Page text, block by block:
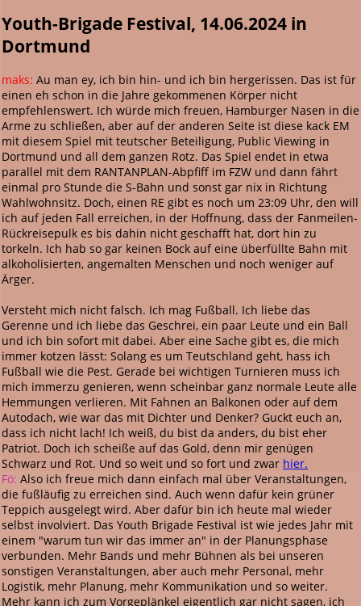
Youth-Brigade Festival, 14.06.2024 in
Dortmund
maks: Au man ey, ich bin hin- und ich bin hergerissen. Das ist für
einen eh schon in die Jahre gekommenen Körper nicht
empfehlenswert. Ich würde mich freuen, Hamburger Nasen in die
Arme zu schließen, aber auf der anderen Seite ist diese kack EM
mit diesem Spiel mit teutscher Beteiligung, Public Viewing in
Dortmund und all dem ganzen Rotz. Das Spiel endet in etwa
parallel mit dem RANTANPLAN-Abpfiff im FZW und dann fährt
einmal pro Stunde die S-Bahn und sonst gar nix in Richtung
Wahlwohnsitz. Doch, einen RE gibt es noch um 23:09 Uhr, den will
ich auf jeden Fall erreichen, in der Hoffnung, dass der Fanmeilen-
Rückreisepulk es bis dahin nicht geschafft hat, dort hin zu
torkeln. Ich hab so gar keinen Bock auf eine überfüllte Bahn mit
alkoholisierten, angemalten Menschen und noch weniger auf
Ärger.
Versteht mich nicht falsch. Ich mag Fußball. Ich liebe das
Gerenne und ich liebe das Geschrei, ein paar Leute und ein Ball
und ich bin sofort mit dabei. Aber eine Sache gibt es, die mich
immer kotzen lässt: Solang es um Teutschland geht, hass ich
Fußball wie die Pest. Gerade bei wichtigen Turnieren muss ich
mich immerzu genieren, wenn scheinbar ganz normale Leute alle
Hemmungen verlieren. Mit Fahnen an Balkonen oder auf dem
Autodach, wie war das mit Dichter und Denker? Guckt euch an,
dass ich nicht lach! Ich weiß, du bist da anders, du bist eher
Patriot. Doch ich scheiße auf das Gold, denn mir genügen
Schwarz und Rot. Und so weit und so fort und zwar hier.
Fö: Also ich freue mich dann einfach mal über Veranstaltungen,
die fußläufig zu erreichen sind. Auch wenn dafür kein grüner
Teppich ausgelegt wird. Aber dafür bin ich heute mal wieder
selbst involviert. Das Youth Brigade Festival ist wie jedes Jahr mit
einem "warum tun wir das immer an" in der Planungsphase
verbunden. Mehr Bands und mehr Bühnen als bei unseren
sonstigen Veranstaltungen, aber auch mehr Personal, mehr
Logistik, mehr Planung, mehr Kommunikation und so weiter.
Mehr kann ich zum Vorgeplänkel eigentlich gar nicht sagen, ich